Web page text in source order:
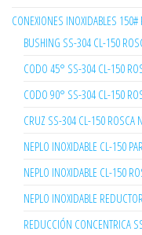
CONEXIONES INOXIDABLES 150#
BUSHING SS-304 CL-150
CODO 45° SS-304 CL-150
CODO 90° SS-304 CL-150
CRUZ SS-304 CL-150 ROSCA
NEPLO INOXIDABLE CL-150
NEPLO INOXIDABLE CL-150
NEPLO INOXIDABLE
REDUCCIÓN CONCENTRICA